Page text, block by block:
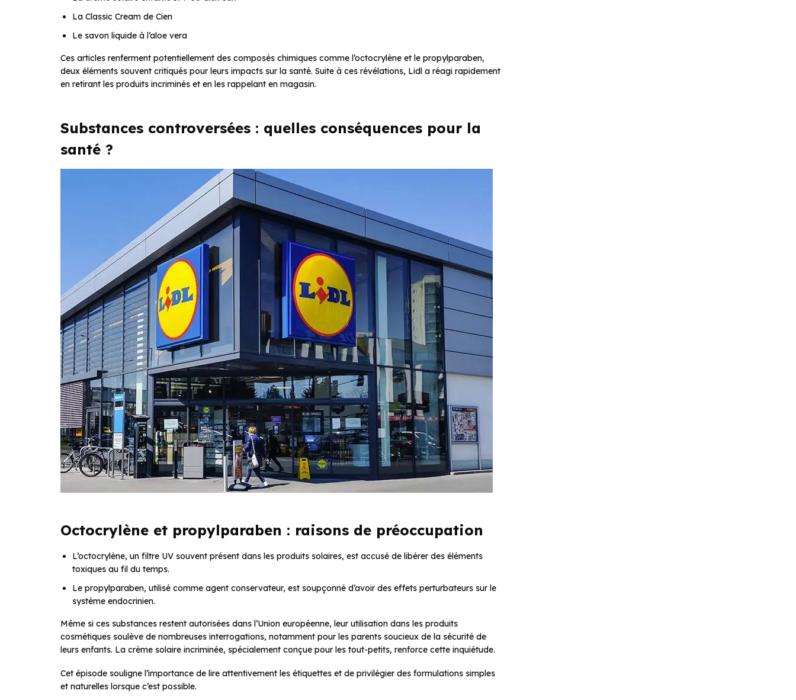
La Classic Cream de Cien
Le savon liquide à l’aloe vera
Ces articles renferment potentiellement des composés chimiques comme l’octocrylène et le propylparaben,
deux éléments souvent critiqués pour leurs impacts sur la santé. Suite à ces révélations, Lidl a réagi rapidement
en retirant les produits incriminés et en les rappelant en magasin.
Substances controversées : quelles conséquences pour la
santé ?
Octocrylène et propylparaben : raisons de préoccupation
L’octocrylène, un filtre UV souvent présent dans les produits solaires, est accusé de libérer des éléments
toxiques au fil du temps.
Le propylparaben, utilisé comme agent conservateur, est soupçonné d’avoir des effets perturbateurs sur le
système endocrinien.
Même si ces substances restent autorisées dans l’Union européenne, leur utilisation dans les produits
cosmétiques soulève de nombreuses interrogations, notamment pour les parents soucieux de la sécurité de
leurs enfants. La crème solaire incriminée, spécialement conçue pour les tout-petits, renforce cette inquiétude.
Cet épisode souligne l’importance de lire attentivement les étiquettes et de privilégier des formulations simples
et naturelles lorsque c’est possible.